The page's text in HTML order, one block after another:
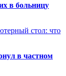
в больницу
стол: что
в частном